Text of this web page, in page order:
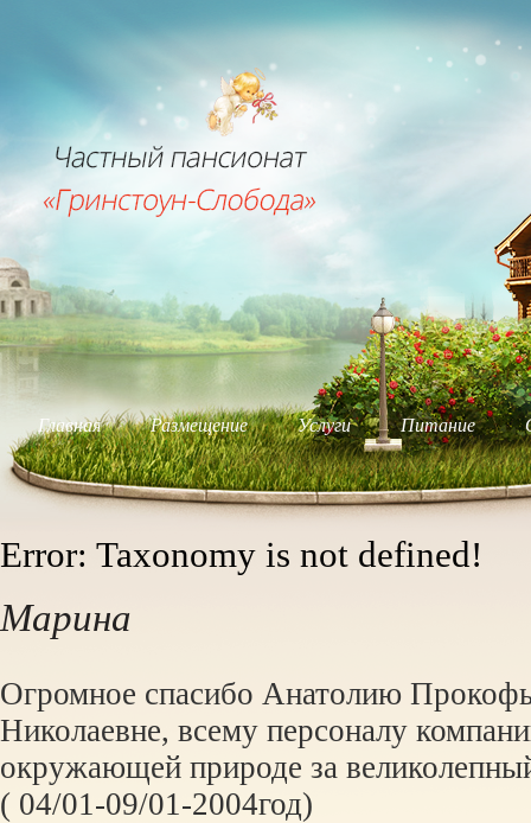
Главная Размещение Услуги Питание
Error: Taxonomy is not defined!
Марина
Огромное спасибо Анатолию
Николаевне, всему персоналу
окружающей природе за
( 04/01-09/01-2004год)